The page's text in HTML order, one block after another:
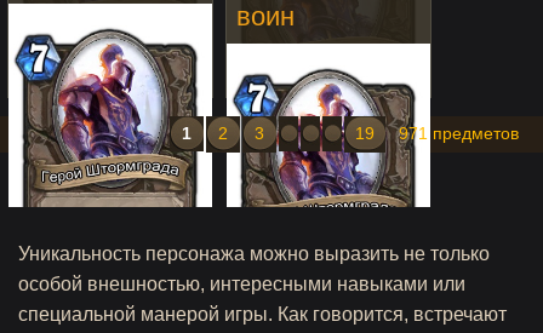
воин
971 предметов
19
3
2
1
Уникальность персонажа можно выразить не только
особой внешностью, интересными навыками или
специальной манерой игры. Как говорится, встречают